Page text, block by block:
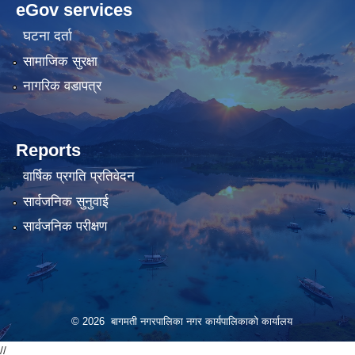
bahis
siteleri
bahis
siteleri
eGov services
घटना दर्ता
सामाजिक सुरक्षा
नागरिक वडापत्र
Reports
वार्षिक प्रगति प्रतिवेदन
सार्वजनिक सुनुवाई
सार्वजनिक परीक्षण
© 2026 बागमती नगरपालिका नगर कार्यपालिकाको कार्यालय
//